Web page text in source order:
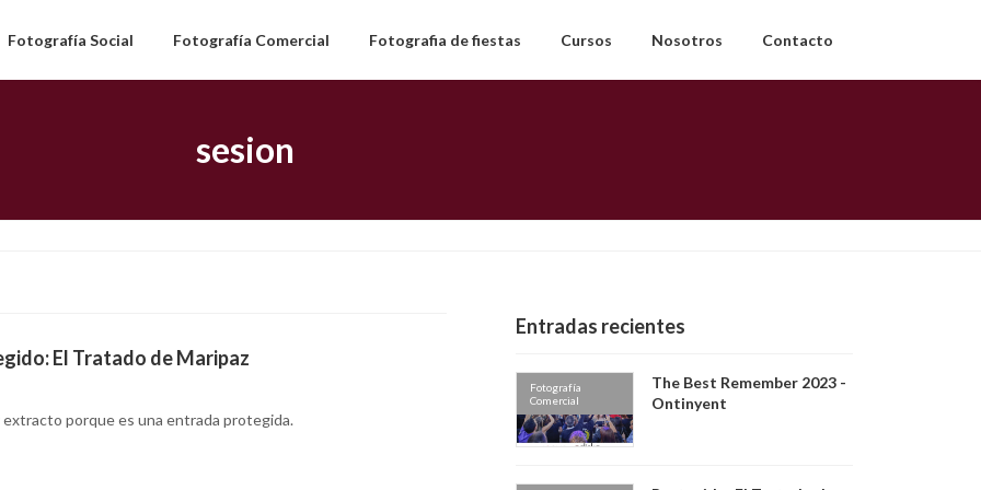
Fotografía Social Fotografía Comercial Fotografia de fiestas Cursos Nosotros Contacto
sesion
El Tratado de Maripaz
extracto porque es una entrada protegida.
Entradas recientes
Fotografía
Comercial
The Best Remember 2023 -
Ontinyent